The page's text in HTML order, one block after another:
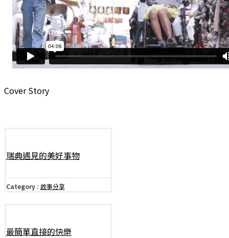
Cover Story
瑞典遇見的美好事物
Category : 故事分享
最簡單直接的快樂